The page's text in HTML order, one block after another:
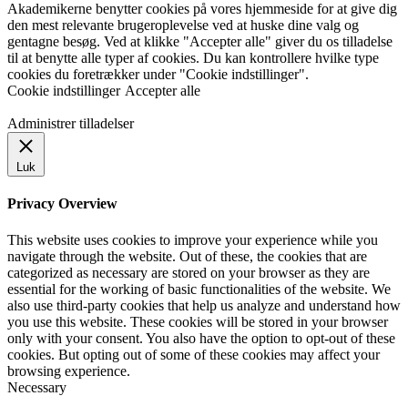
Akademikerne benytter cookies på vores hjemmeside for at give dig
den mest relevante brugeroplevelse ved at huske dine valg og
gentagne besøg. Ved at klikke "Accepter alle" giver du os tilladelse
til at benytte alle typer af cookies. Du kan kontrollere hvilke type
cookies du foretrækker under "Cookie indstillinger".
Cookie indstillinger Accepter alle
Administrer tilladelser
Luk
Privacy Overview
This website uses cookies to improve your experience while you
navigate through the website. Out of these, the cookies that are
categorized as necessary are stored on your browser as they are
essential for the working of basic functionalities of the website. We
also use third-party cookies that help us analyze and understand how
you use this website. These cookies will be stored in your browser
only with your consent. You also have the option to opt-out of these
cookies. But opting out of some of these cookies may affect your
browsing experience.
Necessary